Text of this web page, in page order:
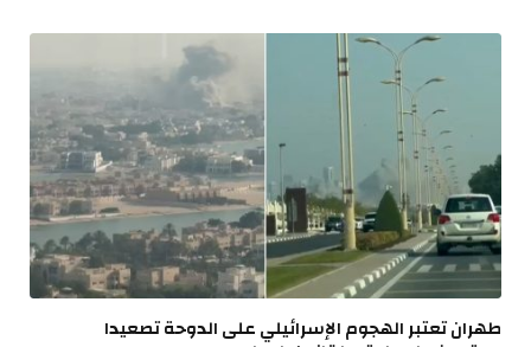
طهران تعتبر الهجوم الإسرائيلي على الدوحة تصعيدا